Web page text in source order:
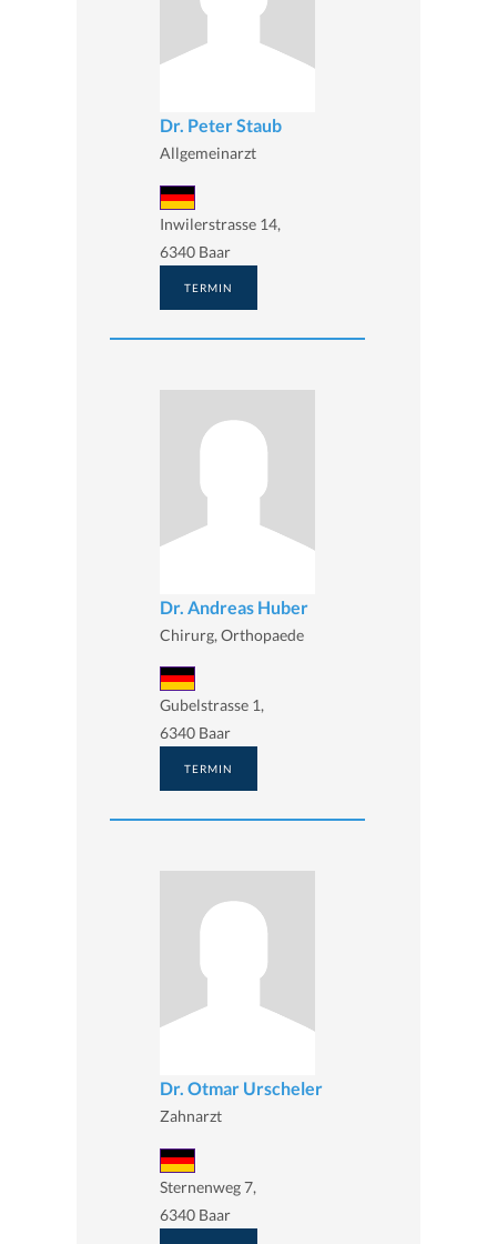
Dr. Peter Staub
Allgemeinarzt
Inwilerstrasse 14,
6340 Baar
TERMIN
Dr. Andreas Huber
Chirurg, Orthopaede
Gubelstrasse 1,
6340 Baar
TERMIN
Dr. Otmar Urscheler
Zahnarzt
Sternenweg 7,
6340 Baar